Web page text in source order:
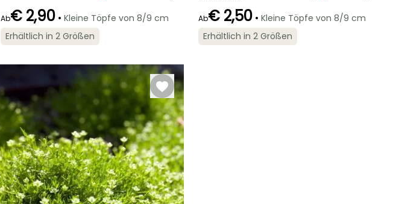
Geeigneter
März für Mai,
September für
Ab€ 2,90 • Kleine Töpfe von 8/9 cm
Erhältlich in 2 Größen
Geeigneter
Ab€ 2,50 • Kleine Töpfe von 8/9 cm
Erhältlich in 2 Größen